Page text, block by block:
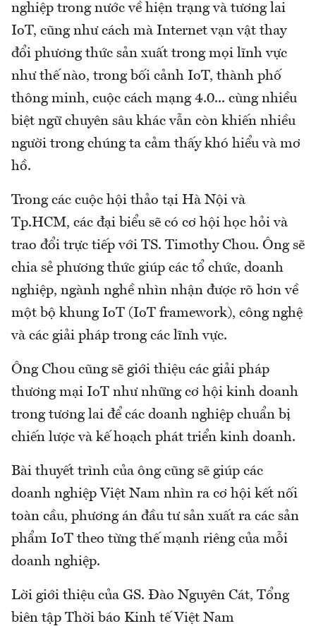
nghiệp trong nước về hiện trạng và tương lai
IoT, cũng như cách mà Internet vạn vật thay
đổi phương thức sản xuất trong mọi lĩnh vực
như thế nào, trong bối cảnh IoT, thành phố
thông minh, cuộc cách mạng 4.0... cùng nhiều
biệt ngữ chuyên sâu khác vẫn còn khiến nhiều
người trong chúng ta cảm thấy khó hiểu và mơ
hồ.
Trong các cuộc hội thảo tại Hà Nội và
Tp.HCM, các đại biểu sẽ có cơ hội học hỏi và
trao đổi trực tiếp với TS. Timothy Chou. Ông sẽ
chia sẻ phương thức giúp các tổ chức, doanh
nghiệp, ngành nghề nhìn nhận được rõ hơn về
một bộ khung IoT (IoT framework), công nghệ
và các giải pháp trong các lĩnh vực.
Ông Chou cũng sẽ giới thiệu các giải pháp
thương mại IoT như những cơ hội kinh doanh
trong tương lai để các doanh nghiệp chuẩn bị
chiến lược và kế hoạch phát triển kinh doanh.
Bài thuyết trình của ông cũng sẽ giúp các
doanh nghiệp Việt Nam nhìn ra cơ hội kết nối
toàn cầu, phương án đầu tư sản xuất ra các sản
phẩm IoT theo từng thế mạnh riêng của mỗi
doanh nghiệp.
Lời giới thiệu của GS. Đào Nguyên Cát, Tổng
biên tập Thời báo Kinh tế Việt Nam